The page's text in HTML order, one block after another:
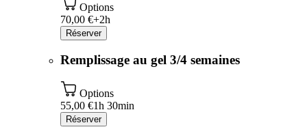
Options
70,00 €+2h
Réserver
Remplissage au gel 3/4 semaines
Options
55,00 €1h 30min
Réserver